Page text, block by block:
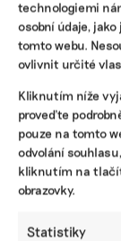
technologiemi
osobní údaje,
tomto webu.
ovlivnit určité
Kliknutím níže
proveďte
pouze na tomto
odvolání
kliknutím na
obrazovky.
Statistiky
EFRAG